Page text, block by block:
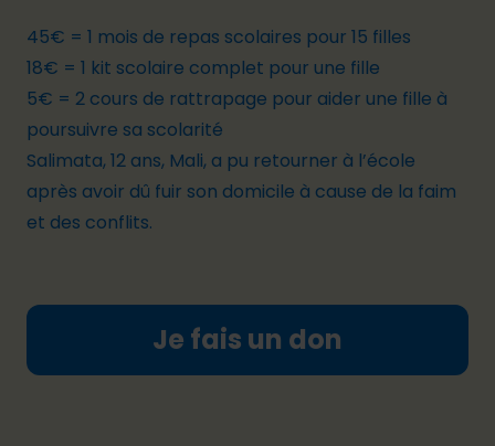
45€ = 1 mois de repas scolaires pour 15 filles
18€ = 1 kit scolaire complet pour une fille
5€ = 2 cours de rattrapage pour aider une fille à
poursuivre sa scolarité
Salimata, 12 ans, Mali, a pu retourner à l’école
après avoir dû fuir son domicile à cause de la faim
et des conflits.
Je fais un don